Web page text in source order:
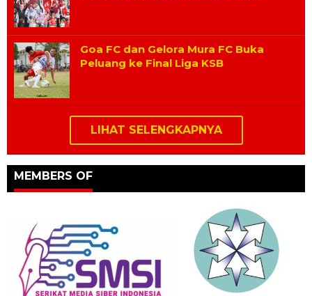
Goa FC dan Gelora Mura FC Buka
Peluang ke Final Liga KSB
LIHAT SELENGKAPNYA
MEMBERS OF